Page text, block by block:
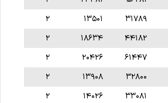
۳۱۷۸۹ ۱۳۵۰۱
۲
۴۴۱۸۲ ۱۸۶۳۴
۲
۶۱۴۴۷ ۲۰۴۲۶
۲
۳۲۸۰۰ ۱۳۹۰۸
۲
۳۳۰۸۱ ۱۴۰۲۶
۲